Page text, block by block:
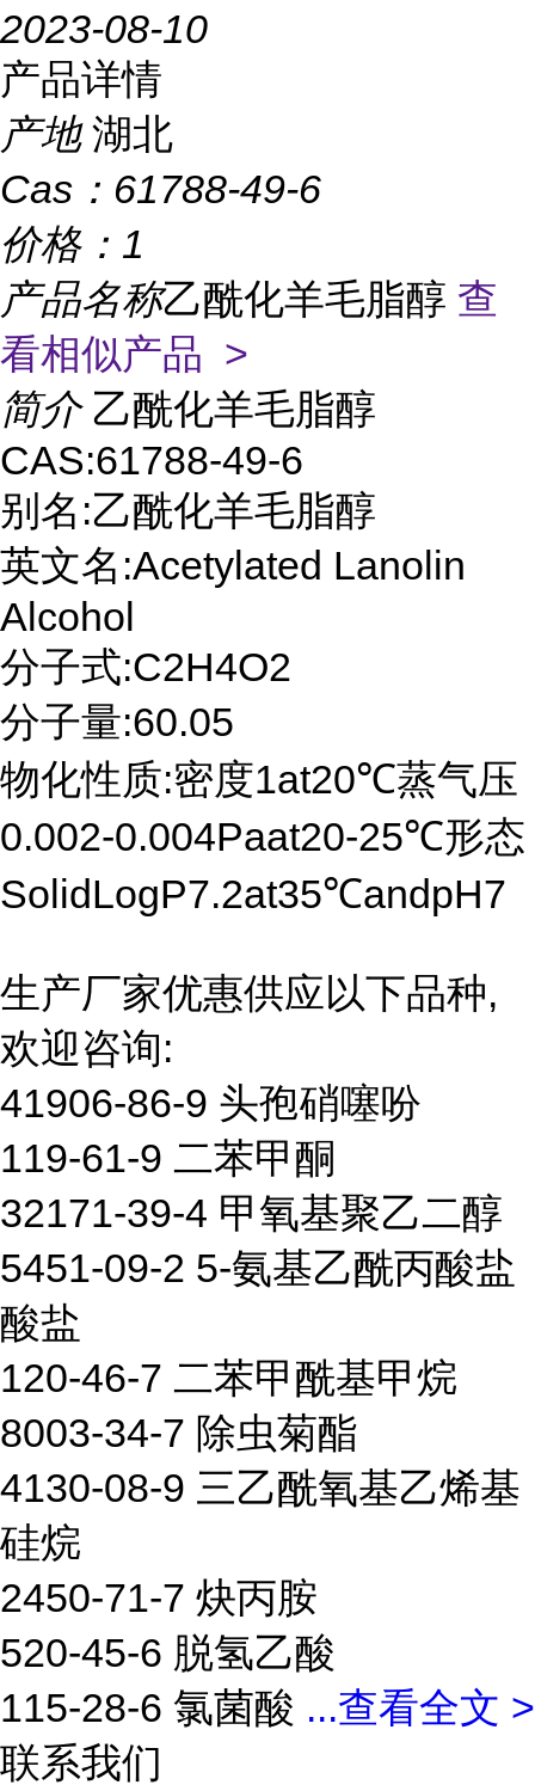
2023-08-10
产品详情
产地 湖北
Cas： 61788-49-6
价格： 1
产品名称乙酰化羊毛脂醇 查
看相似产品 >
简介 乙酰化羊毛脂醇
CAS:61788-49-6
别名:乙酰化羊毛脂醇
英文名:Acetylated Lanolin
Alcohol
分子式:C2H4O2
分子量:60.05
物化性质:密度1at20℃蒸气压
0.002-0.004Paat20-25℃形态
SolidLogP7.2at35℃andpH7
生产厂家优惠供应以下品种,
欢迎咨询:
41906-86-9 头孢硝噻吩
119-61-9 二苯甲酮
32171-39-4 甲氧基聚乙二醇
5451-09-2 5-氨基乙酰丙酸盐
酸盐
120-46-7 二苯甲酰基甲烷
8003-34-7 除虫菊酯
4130-08-9 三乙酰氧基乙烯基
硅烷
2450-71-7 炔丙胺
520-45-6 脱氢乙酸
115-28-6 氯菌酸 ...查看全文 >
联系我们